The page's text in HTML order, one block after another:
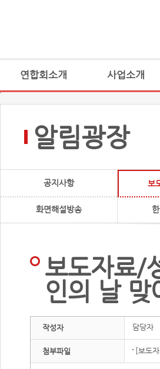
연합회소개 사업소개
알림광장
공지사항 보
화면해설방송
보도자료/
인의 날 맞
작성자 담당자
첨부파일 [보도